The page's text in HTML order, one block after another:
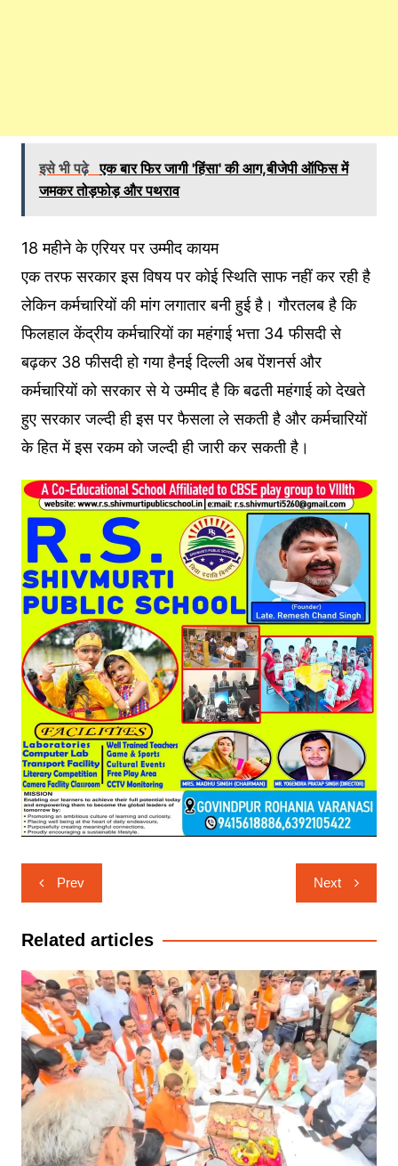
इसे भी पढ़े एक बार फिर जागी 'हिंसा' की आग,बीजेपी ऑफिस में
जमकर तोड़फोड़ और पथराव
18 महीने के एरियर पर उम्मीद कायम
एक तरफ सरकार इस विषय पर कोई स्थिति साफ नहीं कर रही है
लेकिन कर्मचारियों की मांग लगातार बनी हुई है। गौरतलब है कि
फिलहाल केंद्रीय कर्मचारियों का महंगाई भत्ता 34 फीसदी से
बढ़कर 38 फीसदी हो गया हैनई दिल्ली अब पेंशनर्स और
कर्मचारियों को सरकार से ये उम्मीद है कि बढती महंगाई को देखते
हुए सरकार जल्दी ही इस पर फैसला ले सकती है और कर्मचारियों
के हित में इस रकम को जल्दी ही जारी कर सकती है।
Post
navigation
Prev Next
Related articles